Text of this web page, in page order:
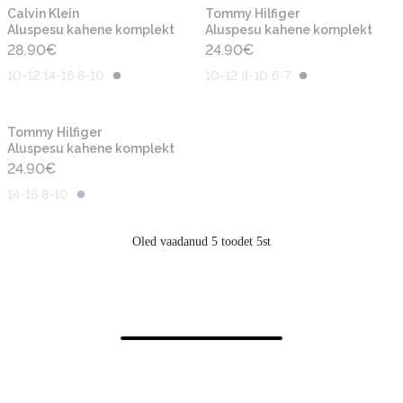
Calvin Klein
Aluspesu kahene komplekt
28.90€
10-12 14-16 8-10
Tommy Hilfiger
Aluspesu kahene komplekt
24.90€
10-12 8-10 6-7
Tommy Hilfiger
Aluspesu kahene komplekt
24.90€
14-16 8-10
Oled vaadanud 5 toodet 5st